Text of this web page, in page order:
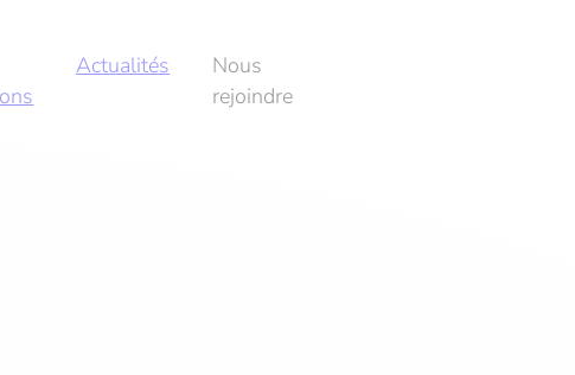
Actualités
Nous
rejoindre